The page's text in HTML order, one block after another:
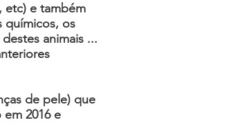
etc) e também
químicos, os
animais ...
de pele) que
2016 e